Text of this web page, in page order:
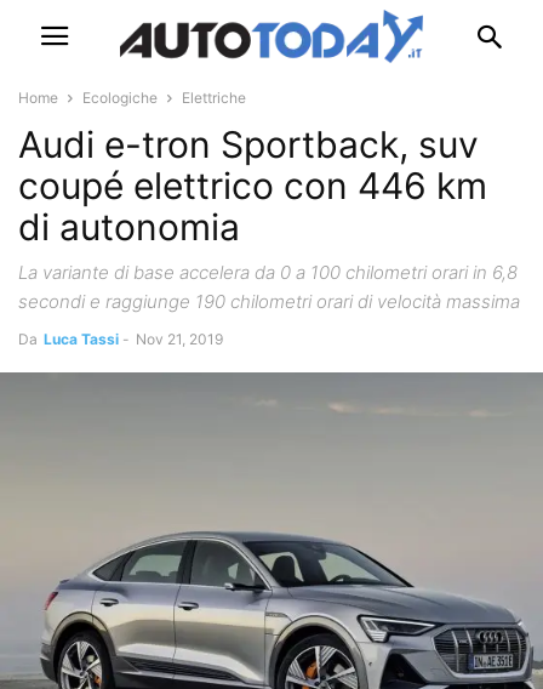
Home Ecologiche Elettriche
Audi e-tron Sportback, suv
coupé elettrico con 446 km
di autonomia
La variante di base accelera da 0 a 100 chilometri orari in 6,8
secondi e raggiunge 190 chilometri orari di velocità massima
Da Luca Tassi - Nov 21, 2019